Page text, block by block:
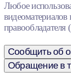
Любое
видеоматериалов
Сообщить об
Обращение в